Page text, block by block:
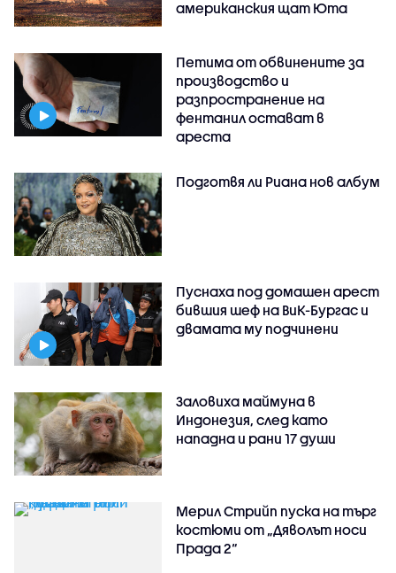
американския щат Юта
Петима от обвинените за
производство и
разпространение на
фентанил остават в
ареста
Подготвя ли Риана нов албум
Пуснаха под домашен арест
бившия шеф на ВиК-Бургас и
двамата му подчинени
Заловиха маймуна в
Индонезия, след като
нападна и рани 17 души
Мерил Стрийп пуска на търг
костюми от „Дяволът носи
Прада 2“